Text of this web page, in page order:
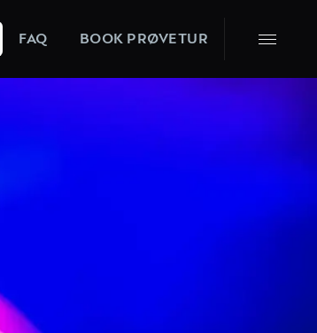
FAQ BOOK PRØVETUR